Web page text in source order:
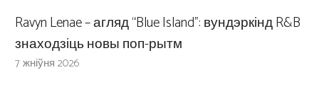
Ravyn Lenae – агляд “Blue Island”: вундэркінд R&B
знаходзіць новы поп-рытм
7 жніўня 2026